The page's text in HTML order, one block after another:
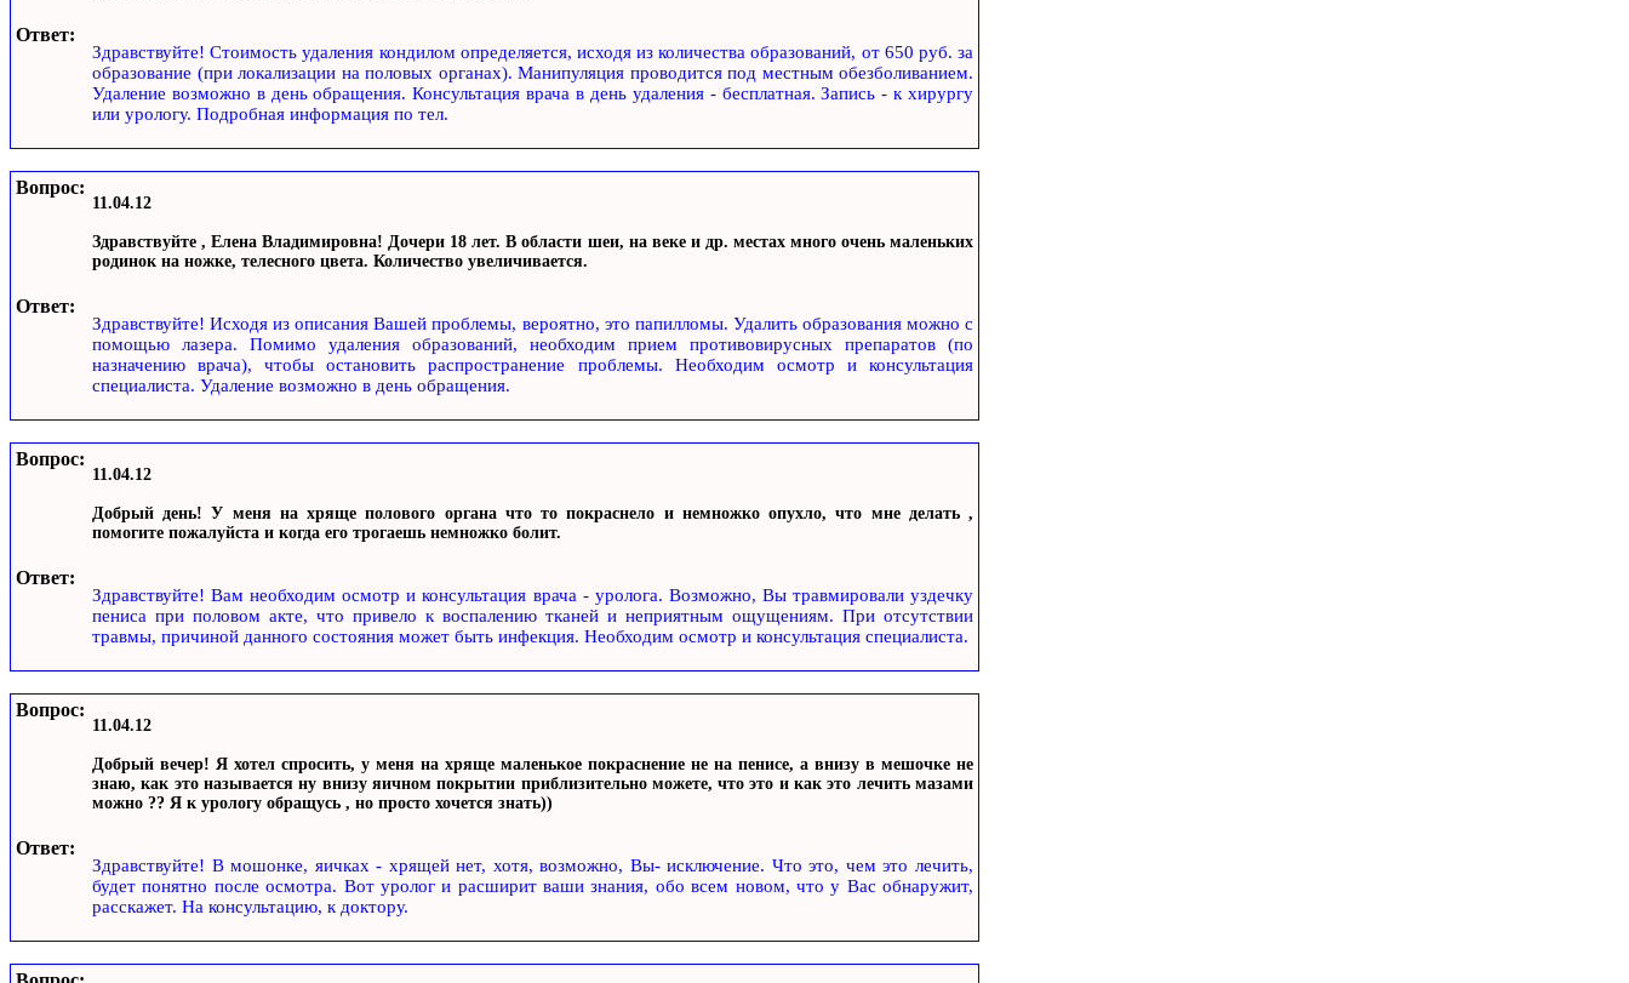
Ответ:
Здравствуйте! Стоимость удаления кондилом определяется, исходя из количества образований, от 650 руб. за
образование (при локализации на половых органах). Манипуляция проводится под местным обезболиванием.
Удаление возможно в день обращения. Консультация врача в день удаления - бесплатная. Запись - к хирургу
или урологу. Подробная информация по тел.
Вопрос:
11.04.12
Здравствуйте , Елена Владимировна! Дочери 18 лет. В области шеи, на веке и др. местах много очень маленьких
родинок на ножке, телесного цвета. Количество увеличивается.
Ответ:
Здравствуйте! Исходя из описания Вашей проблемы, вероятно, это папилломы. Удалить образования можно с
помощью лазера. Помимо удаления образований, необходим прием противовирусных препаратов (по
назначению врача), чтобы остановить распространение проблемы. Необходим осмотр и консультация
специалиста. Удаление возможно в день обращения.
Вопрос:
11.04.12
Добрый день! У меня на хряще полового органа что то покраснело и немножко опухло, что мне делать ,
помогите пожалуйста и когда его трогаешь немножко болит.
Ответ:
Здравствуйте! Вам необходим осмотр и консультация врача - уролога. Возможно, Вы травмировали уздечку
пениса при половом акте, что привело к воспалению тканей и неприятным ощущениям. При отсутствии
травмы, причиной данного состояния может быть инфекция. Необходим осмотр и консультация специалиста.
Вопрос:
11.04.12
Добрый вечер! Я хотел спросить, у меня на хряще маленькое покраснение не на пенисе, а внизу в мешочке не
знаю, как это называется ну внизу яичном покрытии приблизительно можете, что это и как это лечить мазами
можно ?? Я к урологу обращусь , но просто хочется знать))
Ответ:
Здравствуйте! В мошонке, яичках - хрящей нет, хотя, возможно, Вы- исключение. Что это, чем это лечить,
будет понятно после осмотра. Вот уролог и расширит ваши знания, обо всем новом, что у Вас обнаружит,
расскажет. На консультацию, к доктору.